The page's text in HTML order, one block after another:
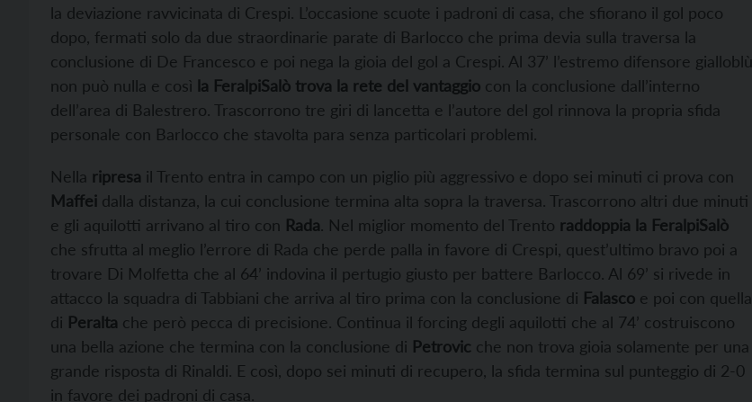
la deviazione ravvicinata di Crespi. L’occasione scuote i padroni di casa, che sfiorano il gol poco
dopo, fermati solo da due straordinarie parate di Barlocco che prima devia sulla traversa la
conclusione di De Francesco e poi nega la gioia del gol a Crespi. Al 37’ l’estremo difensore gialloblù
non può nulla e così la FeralpiSalò trova la rete del vantaggio con la conclusione dall’interno
dell’area di Balestrero. Trascorrono tre giri di lancetta e l’autore del gol rinnova la propria sfida
personale con Barlocco che stavolta para senza particolari problemi.
Nella ripresa il Trento entra in campo con un piglio più aggressivo e dopo sei minuti ci prova con
Maffei dalla distanza, la cui conclusione termina alta sopra la traversa. Trascorrono altri due minuti
e gli aquilotti arrivano al tiro con Rada. Nel miglior momento del Trento raddoppia la FeralpiSalò
che sfrutta al meglio l’errore di Rada che perde palla in favore di Crespi, quest’ultimo bravo poi a
trovare Di Molfetta che al 64’ indovina il pertugio giusto per battere Barlocco. Al 69’ si rivede in
attacco la squadra di Tabbiani che arriva al tiro prima con la conclusione di Falasco e poi con quella
di Peralta che però pecca di precisione. Continua il forcing degli aquilotti che al 74’ costruiscono
una bella azione che termina con la conclusione di Petrovic che non trova gioia solamente per una
grande risposta di Rinaldi. E così, dopo sei minuti di recupero, la sfida termina sul punteggio di 2-0
in favore dei padroni di casa.